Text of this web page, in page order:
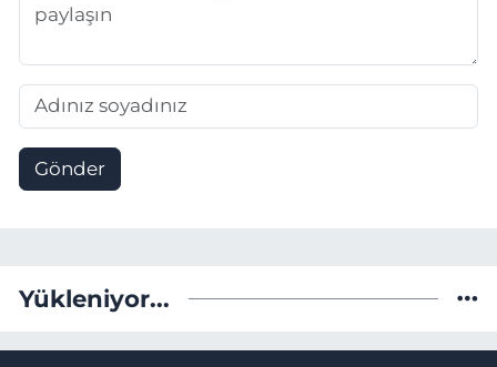
Gönder
Yükleniyor...